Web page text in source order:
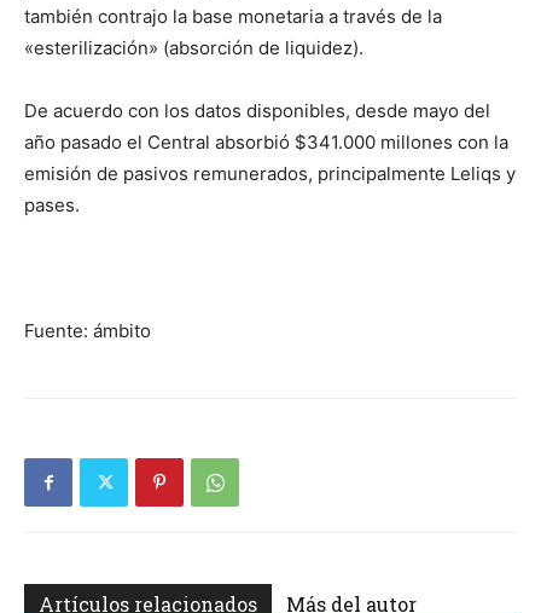
también contrajo la base monetaria a través de la
«esterilización» (absorción de liquidez).
De acuerdo con los datos disponibles, desde mayo del
año pasado el Central absorbió $341.000 millones con la
emisión de pasivos remunerados, principalmente Leliqs y
pases.
Fuente: ámbito
Artículos relacionados Más del autor